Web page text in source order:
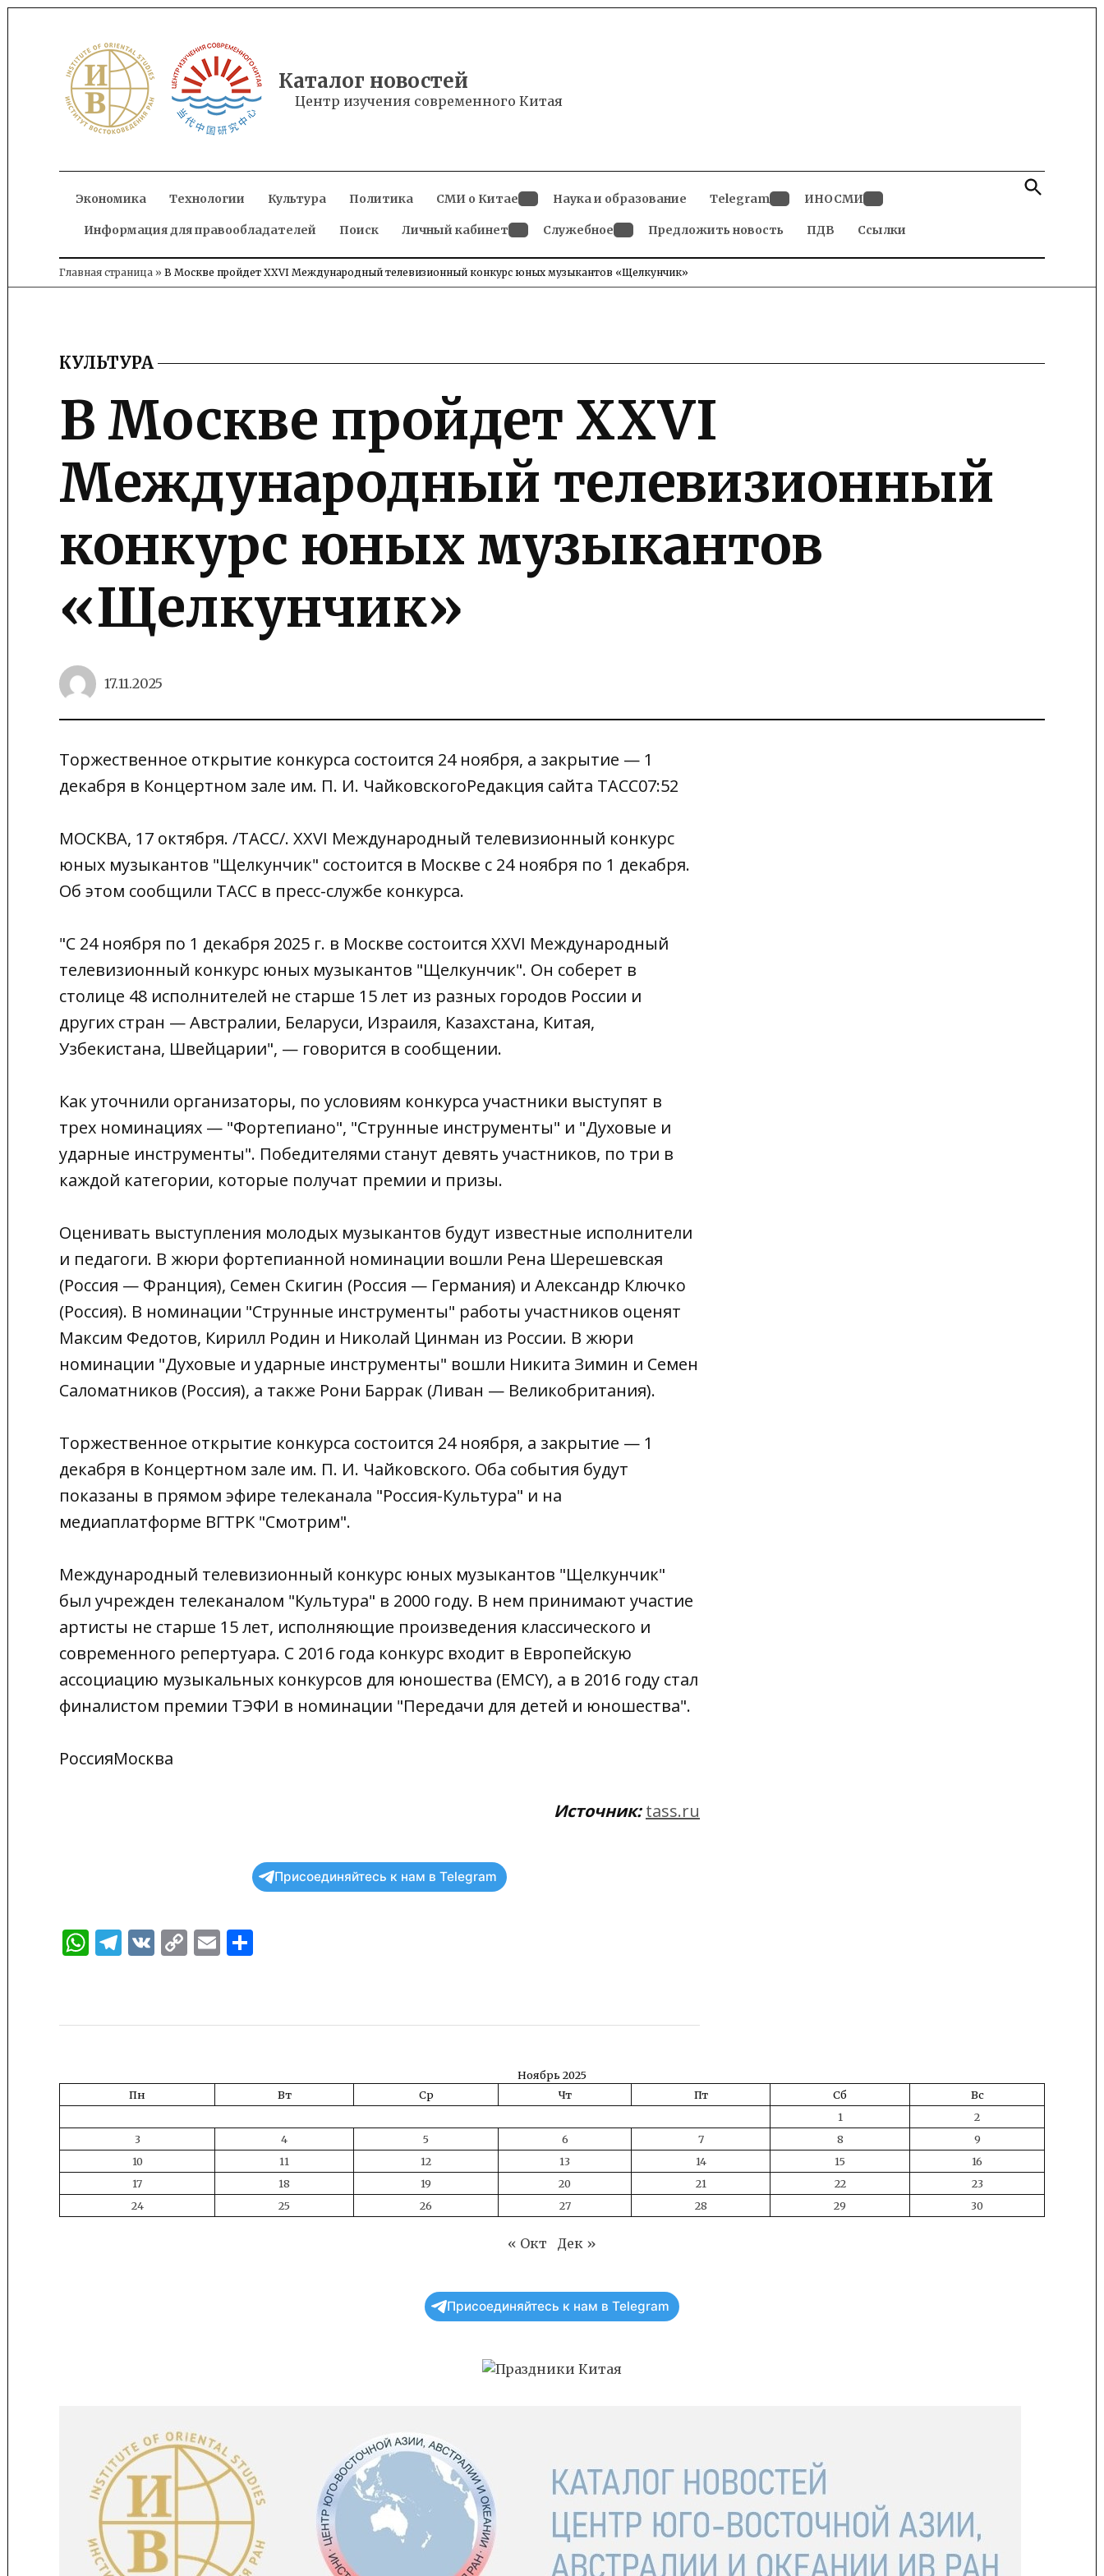
content
Каталог новостей
Центр изучения современного Китая
Экономика Технологии Культура Политика СМИ о Китае
dropdown
menu
Наука и образование Telegram
dropdown
ИНОСМИ
dropdown
Информация для правообладателей Поиск Личный кабинет
dropdown
menu
Служебное
dropdown
menu
Предложить новость ПДВ Ссылки
Open
Search
Главная страница » В Москве пройдет XXVI Международный телевизионный конкурс юных музыкантов «Щелкунчик»
POSTED
КУЛЬТУРА
В Москве пройдет XXVI
Международный телевизионный
конкурс юных музыкантов
«Щелкунчик»
17.11.2025
Торжественное открытие конкурса состоится 24 ноября, а закрытие — 1
декабря в Концертном зале им. П. И. ЧайковскогоРедакция сайта ТАСС07:52
МОСКВА, 17 октября. /ТАСС/. XXVI Международный телевизионный конкурс
юных музыкантов "Щелкунчик" состоится в Москве с 24 ноября по 1 декабря.
Об этом сообщили ТАСС в пресс-службе конкурса.
"С 24 ноября по 1 декабря 2025 г. в Москве состоится XXVI Международный
телевизионный конкурс юных музыкантов "Щелкунчик". Он соберет в
столице 48 исполнителей не старше 15 лет из разных городов России и
других стран — Австралии, Беларуси, Израиля, Казахстана, Китая,
Узбекистана, Швейцарии", — говорится в сообщении.
Как уточнили организаторы, по условиям конкурса участники выступят в
трех номинациях — "Фортепиано", "Струнные инструменты" и "Духовые и
ударные инструменты". Победителями станут девять участников, по три в
каждой категории, которые получат премии и призы.
Оценивать выступления молодых музыкантов будут известные исполнители
и педагоги. В жюри фортепианной номинации вошли Рена Шерешевская
(Россия — Франция), Семен Скигин (Россия — Германия) и Александр Ключко
(Россия). В номинации "Струнные инструменты" работы участников оценят
Максим Федотов, Кирилл Родин и Николай Цинман из России. В жюри
номинации "Духовые и ударные инструменты" вошли Никита Зимин и Семен
Саломатников (Россия), а также Рони Баррак (Ливан — Великобритания).
Торжественное открытие конкурса состоится 24 ноября, а закрытие — 1
декабря в Концертном зале им. П. И. Чайковского. Оба события будут
показаны в прямом эфире телеканала "Россия-Культура" и на
медиаплатформе ВГТРК "Смотрим".
Международный телевизионный конкурс юных музыкантов "Щелкунчик"
был учрежден телеканалом "Культура" в 2000 году. В нем принимают участие
артисты не старше 15 лет, исполняющие произведения классического и
современного репертуара. С 2016 года конкурс входит в Европейскую
ассоциацию музыкальных конкурсов для юношества (EMCY), а в 2016 году стал
финалистом премии ТЭФИ в номинации "Передачи для детей и юношества".
РоссияМосква
Источник: tass.ru
Присоединяйтесь к нам в Telegram
WhatsApp
Telegram
VK CopyEmail
Ноябрь 2025
Пн
Вт Ср Чт Пт Сб
Вс
1
2
3
4 5 6 7 8
9
10
11 12 13 14 15
16
17
18 19 20 21 22
23
24
25 26 27 28 29 30
« Окт Дек »
Присоединяйтесь к нам в Telegram